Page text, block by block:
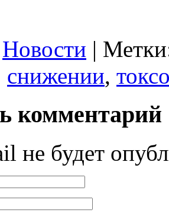
Новости |
снижении,
комментарий
не будет